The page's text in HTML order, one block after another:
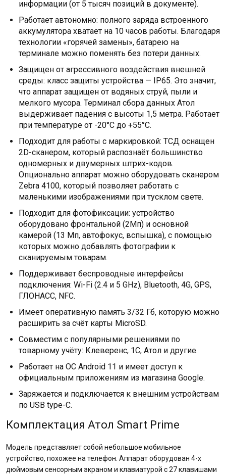
информации (от 5 тысяч позиций в документе).
Работает автономно: полного заряда встроенного
аккумулятора хватает на 10 часов работы. Благодаря
технологии «горячей замены», батарею на
терминале можно поменять без потери данных.
Защищен от агрессивного воздействия внешней
среды: класс защиты устройства — IP65. Это значит,
что аппарат защищен от водяных струй, пыли и
мелкого мусора. Терминал сбора данных Атол
выдерживает падения с высоты 1,5 метра. Работает
при температуре от -20°С до +55°С.
Подходит для работы с маркировкой: ТСД оснащен
2D-сканером, который распознаёт большинство
одномерных и двумерных штрих-кодов.
Опционально аппарат можно оборудовать сканером
Zebra 4100, который позволяет работать с
маленькими изображениями при тусклом свете.
Подходит для фотофиксации: устройство
оборудовано фронтальной (2Мп) и основной
камерой (13 Мп, автофокус, вспышка), с помощью
которых можно добавлять фотографии к
сканируемым товарам.
Поддерживает беспроводные интерфейсы
подключения: Wi-Fi (2.4 и 5 GHz), Bluetooth, 4G, GPS,
ГЛОНАСС, NFC.
Имеет оперативную память 3/32 Гб, которую можно
расширить за счёт карты MicroSD.
Совместим с популярными решениями по
товарному учёту: Клеверенс, 1С, Атол и другие.
Работает на ОС Android 11 и имеет доступ к
официальным приложениям из магазина Google.
Заряжается и подключается к внешним устройствам
по USB type-C.
Комплектация Атол Smart Prime
Модель представляет собой небольшое мобильное
устройство, похожее на телефон. Аппарат оборудован 4-х
дюймовым сенсорным экраном и клавиатурой с 27 клавишами